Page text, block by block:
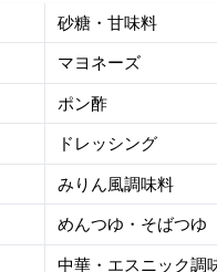
砂糖・甘味料
マヨネーズ
ポン酢
ドレッシング
みりん風調味料
めんつゆ・そばつゆ
中華・エスニック調